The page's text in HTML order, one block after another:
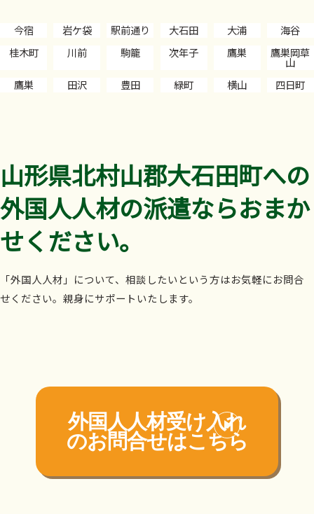
今宿 岩ケ袋 駅前通り 大石田 大浦
海谷
桂木町
川前 駒籠 次年子 鷹巣 鷹巣岡草
山
鷹巣
田沢 豊田 緑町 横山 四日町
山形県北村山郡大石田町への
外国人人材の派遣ならおまか
せください。
「外国人人材」について、相談したいという方はお気軽にお問合
せください。親身にサポートいたします。
外国人人材受け入れ
のお問合せはこちら